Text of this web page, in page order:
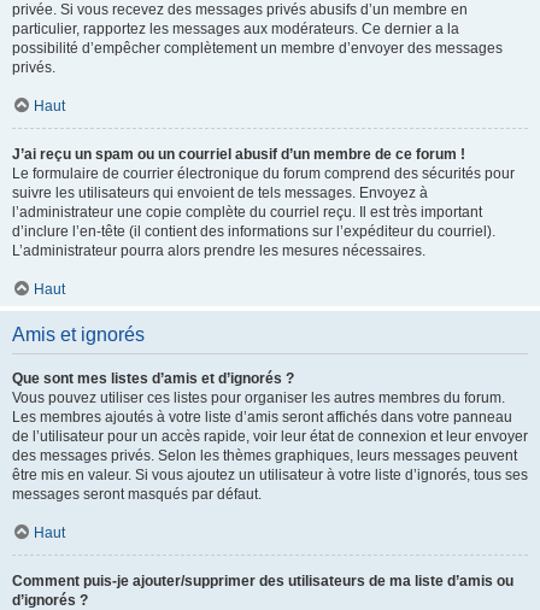
privée. Si vous recevez des messages privés abusifs d’un membre en
particulier, rapportez les messages aux modérateurs. Ce dernier a la
possibilité d’empêcher complètement un membre d’envoyer des messages
privés.
Haut
J’ai reçu un spam ou un courriel abusif d’un membre de ce forum !
Le formulaire de courrier électronique du forum comprend des sécurités pour
suivre les utilisateurs qui envoient de tels messages. Envoyez à
l’administrateur une copie complète du courriel reçu. Il est très important
d’inclure l’en-tête (il contient des informations sur l’expéditeur du courriel).
L’administrateur pourra alors prendre les mesures nécessaires.
Haut
Amis et ignorés
Que sont mes listes d’amis et d’ignorés ?
Vous pouvez utiliser ces listes pour organiser les autres membres du forum.
Les membres ajoutés à votre liste d’amis seront affichés dans votre panneau
de l’utilisateur pour un accès rapide, voir leur état de connexion et leur envoyer
des messages privés. Selon les thèmes graphiques, leurs messages peuvent
être mis en valeur. Si vous ajoutez un utilisateur à votre liste d’ignorés, tous ses
messages seront masqués par défaut.
Haut
Comment puis-je ajouter/supprimer des utilisateurs de ma liste d’amis ou
d’ignorés ?